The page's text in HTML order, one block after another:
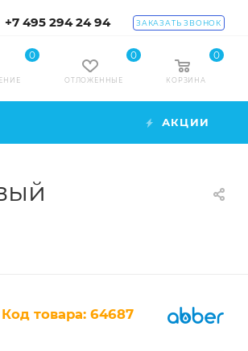
+7 495 294 24 94 ЗАКАЗАТЬ ЗВОНОК
0
ОТЛОЖЕННЫЕ
0
КОРЗИНА
0
АКЦИИ
Код товара: 64687